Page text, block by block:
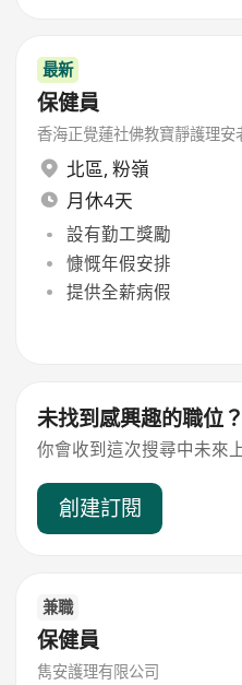
最新
保健員
香海正覺蓮社佛教寶靜護理安
北區, 粉嶺
月休4天
設有勤工獎勵
慷慨年假安排
提供全薪病假
未找到感興趣的職位？
你會收到這次搜尋中未來
創建訂閱
兼職
保健員
雋安護理有限公司